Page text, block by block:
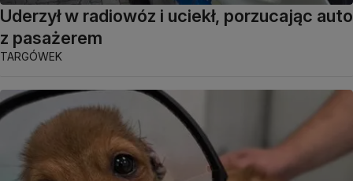
Uderzył w radiowóz i uciekł, porzucając auto
z pasażerem
TARGÓWEK